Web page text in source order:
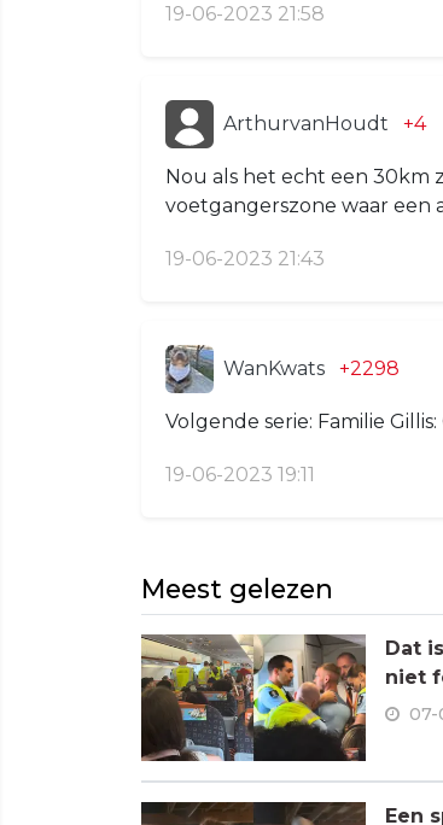
19-06-2023 21:58
ArthurvanHoudt +4
Nou als het echt een 30km
voetgangerszone waar een
19-06-2023 21:43
WanKwats +2298
Volgende serie: Familie
19-06-2023 19:11
Meest gelezen
Dat
niet
07-
Een